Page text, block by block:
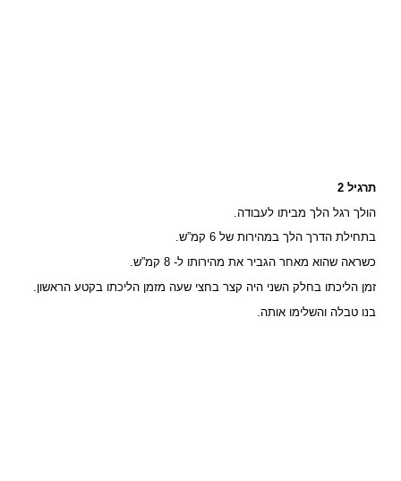
תרגיל 2
הולך רגל הלך מביתו לעבודה.
בתחילת הדרך הלך במהירות של 6 קמ”ש.
כשראה שהוא מאחר הגביר את מהירותו ל- 8 קמ”ש.
זמן הליכתו בחלק השני היה קצר בחצי שעה מזמן הליכתו בקטע הראשון.
בנו טבלה והשלימו אותה.